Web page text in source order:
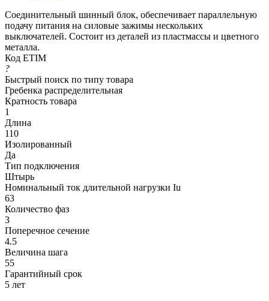
Соединительный шинный блок, обеспечивает параллельную
подачу питания на силовые зажимы нескольких
выключателей. Состоит из деталей из пластмассы и цветного
металла.
Код ETIM
?
Быстрый поиск по типу товара
Гребенка распределительная
Кратность товара
1
Длина
110
Изолированный
Да
Тип подключения
Штырь
Номинальный ток длительной нагрузки Iu
63
Количество фаз
3
Поперечное сечение
4.5
Величина шага
55
Гарантийный срок
5 лет